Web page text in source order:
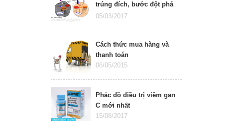
trúng đích, bước đột phá
mới trong điều trị ung
05/03/2017
Cách thức mua hàng và
thanh toán
06/05/2015
Phác đồ điều trị viêm gan
C mới nhất
15/08/2017